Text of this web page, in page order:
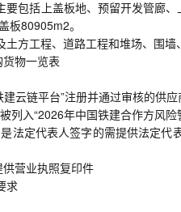
要包括上盖板地、预留开发管廊
板80905m2。
方工程、道路工程和堆场、围墙
物一览表
云链平台”注册并通过审核的供应
列入“2026年中国铁建合作方风险
法定代表人签字的需提供法定
营业执照复印件
求